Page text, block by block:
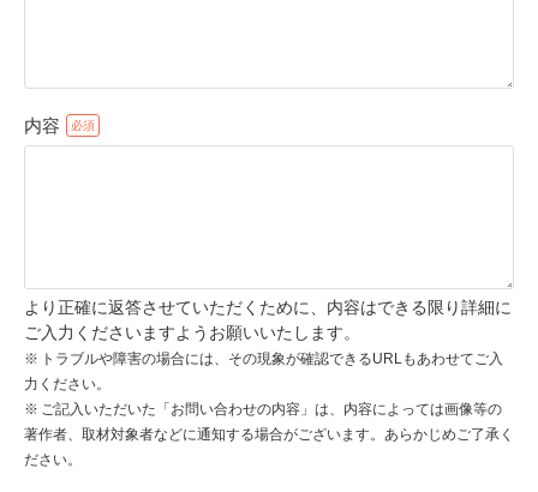
内容
より正確に返答させていただくために、内容はできる限り詳細に
ご入力くださいますようお願いいたします。
トラブルや障害の場合には、その現象が確認できるURLもあわせてご入
力ください。
ご記入いただいた「お問い合わせの内容」は、内容によっては画像等の
著作者、取材対象者などに通知する場合がございます。あらかじめご了承く
ださい。